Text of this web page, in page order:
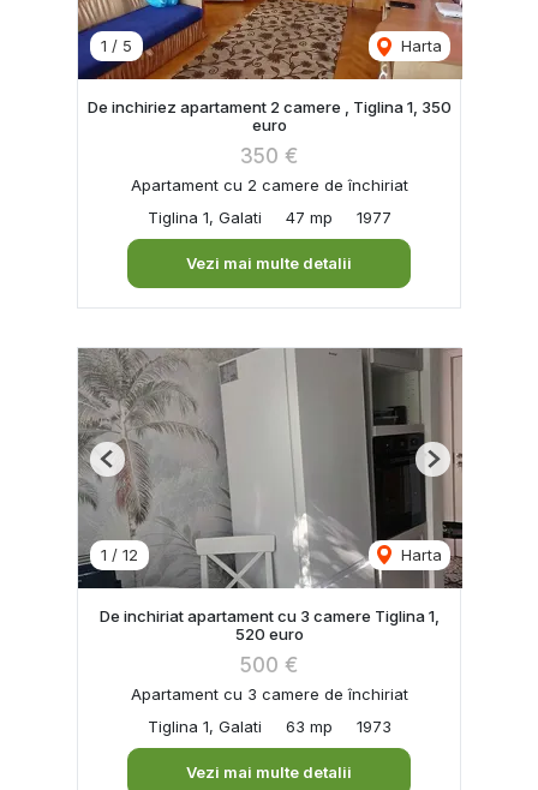
1 / 5 Harta
De inchiriez apartament 2 camere , Tiglina 1, 350
euro
350 €
Apartament cu 2 camere de închiriat
Tiglina 1, Galati
47 mp 1977
Vezi mai multe detalii
1 / 12 Harta
Previous Next
De inchiriat apartament cu 3 camere Tiglina 1,
520 euro
500 €
Apartament cu 3 camere de închiriat
Tiglina 1, Galati
63 mp 1973
Vezi mai multe detalii